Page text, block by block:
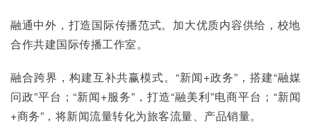
融通中外，打造国际传播范式。加大优质内容供给，校地
合作共建国际传播工作室。
融合跨界，构建互补共赢模式。“新闻+政务”，搭建“融媒
问政”平台；“新闻+服务”，打造“融美利”电商平台；“新闻
+商务”，将新闻流量转化为旅客流量、产品销量。